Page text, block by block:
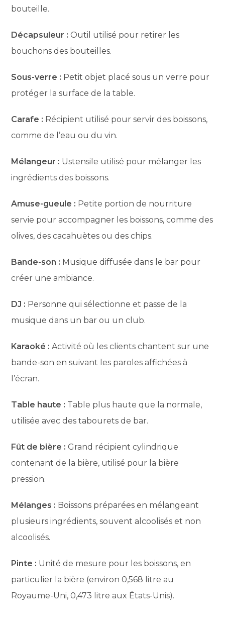
bouteille.
Décapsuleur : Outil utilisé pour retirer les
bouchons des bouteilles.
Sous-verre : Petit objet placé sous un verre pour
protéger la surface de la table.
Carafe : Récipient utilisé pour servir des boissons,
comme de l’eau ou du vin.
Mélangeur : Ustensile utilisé pour mélanger les
ingrédients des boissons.
Amuse-gueule : Petite portion de nourriture
servie pour accompagner les boissons, comme des
olives, des cacahuètes ou des chips.
Bande-son : Musique diffusée dans le bar pour
créer une ambiance.
DJ : Personne qui sélectionne et passe de la
musique dans un bar ou un club.
Karaoké : Activité où les clients chantent sur une
bande-son en suivant les paroles affichées à
l’écran.
Table haute : Table plus haute que la normale,
utilisée avec des tabourets de bar.
Fût de bière : Grand récipient cylindrique
contenant de la bière, utilisé pour la bière
pression.
Mélanges : Boissons préparées en mélangeant
plusieurs ingrédients, souvent alcoolisés et non
alcoolisés.
Pinte : Unité de mesure pour les boissons, en
particulier la bière (environ 0,568 litre au
Royaume-Uni, 0,473 litre aux États-Unis).